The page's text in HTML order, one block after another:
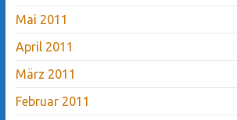
Mai 2011
April 2011
März 2011
Februar 2011